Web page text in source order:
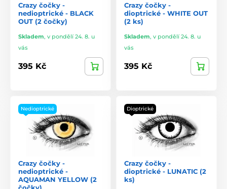
Crazy čočky -
nedioptrické - BLACK
OUT (2 čočky)
Skladem, v pondělí 24. 8. u
vás
395 Kč
Crazy čočky -
dioptrické - WHITE OUT
(2 ks)
Skladem, v pondělí 24. 8. u
vás
395 Kč
Nedioptrické
Crazy čočky -
nedioptrické -
AQUAMAN YELLOW (2
čočky)
Dioptrické
Crazy čočky -
dioptrické - LUNATIC (2
ks)